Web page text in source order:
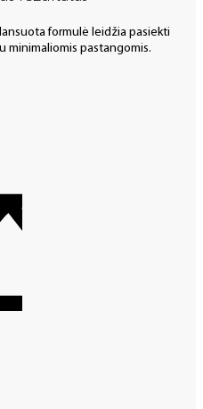
formulė leidžia pasiekti
minimaliomis pastangomis.